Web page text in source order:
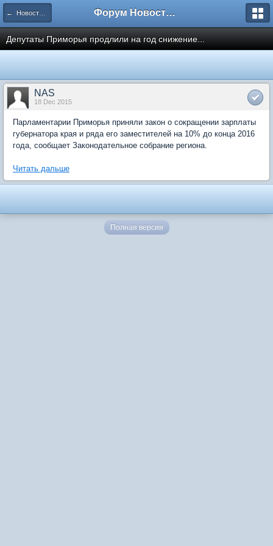
← Новости рынка недвижимости Форум Новостройки
Депутаты Приморья продлили на год снижение...
NAS
18 Dec 2015
Парламентарии Приморья приняли закон о сокращении зарплаты
губернатора края и ряда его заместителей на 10% до конца 2016
года, сообщает Законодательное собрание региона.
Читать дальше
Полная версия